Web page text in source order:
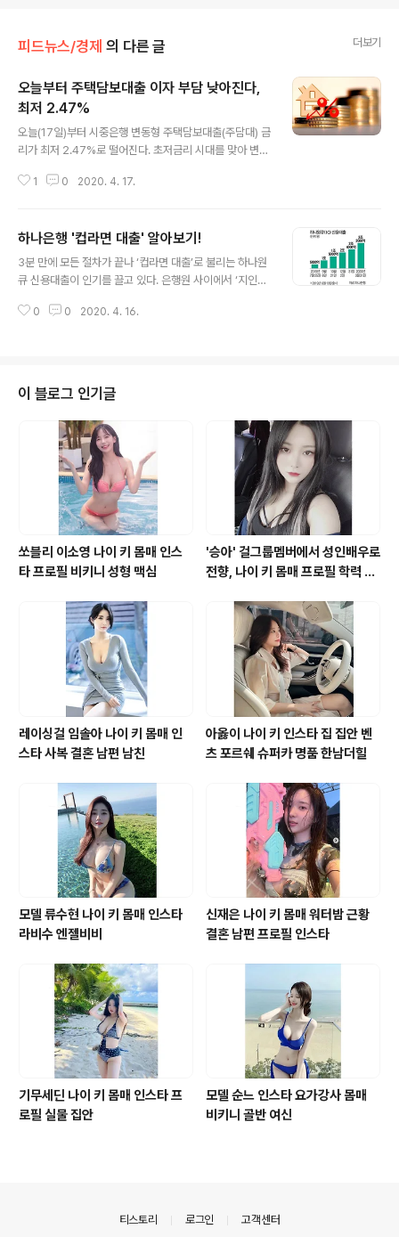
피드뉴스/경제 의 다른 글 더보기
오늘부터 주택담보대출 이자 부담 낮아진다,
최저 2.47%
오늘(17일)부터 시중은행 변동형 주택담보대출(주담대) 금
리가 최저 2.47%로 떨어진다. 초저금리 시대를 맞아 변동
지수)가 최저치를 기록하면서다. KB국민·우리·NH농협은
코픽스는 수신상품 금리와 움직임을 같이 하는데 예·적금
금리가 0%대로 떨어진 영향을 받았다. 시장금리 변동을
가장 신속하게 반영하는 신규취급액기준 코픽스는 1.26%
린 데다 공시를 시작한 2010년 2월 후 최저치를 찍었다.
1 0 2020. 4. 17.
하나은행 '컵라면 대출' 알아보기!
3분 만에 모든 절차가 끝나 ‘컵라면 대출’로 불리는 하나원
큐 신용대출이 인기를 끌고 있다. 은행원 사이에서 ‘지인에
가 나올 정도다. 지난해 6월 첫 판매를 시작한 하나원큐 신
받을 수 있는 신용대출이라는 점이 인기 요인이다. 하나은
행의 스마트폰뱅킹 앱인 하나원큐 안에서 서류를 작성할
필요 없이 대출신청과 실행까지 모든 과정이 간단히 끝나
는 게 장점이다. 지난 1월부터 3월 말까지 3개월간 늘어난
대출 잔액만 약 8000억원에 달한다는 게 하나은행의 설명
이다. 올 들어 3월 말까지 ..
0 0 2020. 4. 16.
이 블로그 인기글
쏘블리 이소영 나이 키 몸매 인스
타 프로필 비키니 성형 맥심
'승아' 걸그룹멤버에서 성인배우로
전향, 나이 키 몸매 프로필 학력 바
레이싱걸 임솔아 나이 키 몸매 인
스타 사복 결혼 남편 남친
아옳이 나이 키 인스타 집 집안 벤
츠 포르쉐 슈퍼카 명품 한남더힐
모델 류수현 나이 키 몸매 인스타
라비수 엔젤비비
신재은 나이 키 몸매 워터밤 근황
결혼 남편 프로필 인스타
기무세딘 나이 키 몸매 인스타 프
로필 실물 집안
모델 순느 인스타 요가강사 몸매
비키니 골반 여신
티스토리 로그인 고객센터